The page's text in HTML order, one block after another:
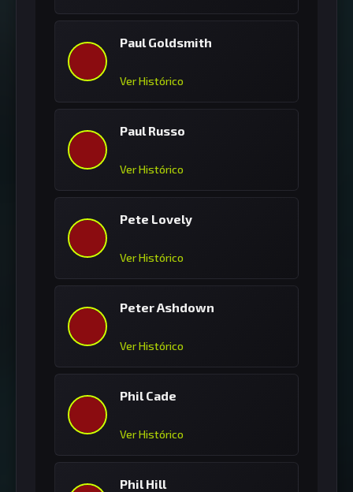
Paul Goldsmith
Ver Histórico
Paul Russo
Ver Histórico
Pete Lovely
Ver Histórico
Peter Ashdown
Ver Histórico
Phil Cade
Ver Histórico
Phil Hill